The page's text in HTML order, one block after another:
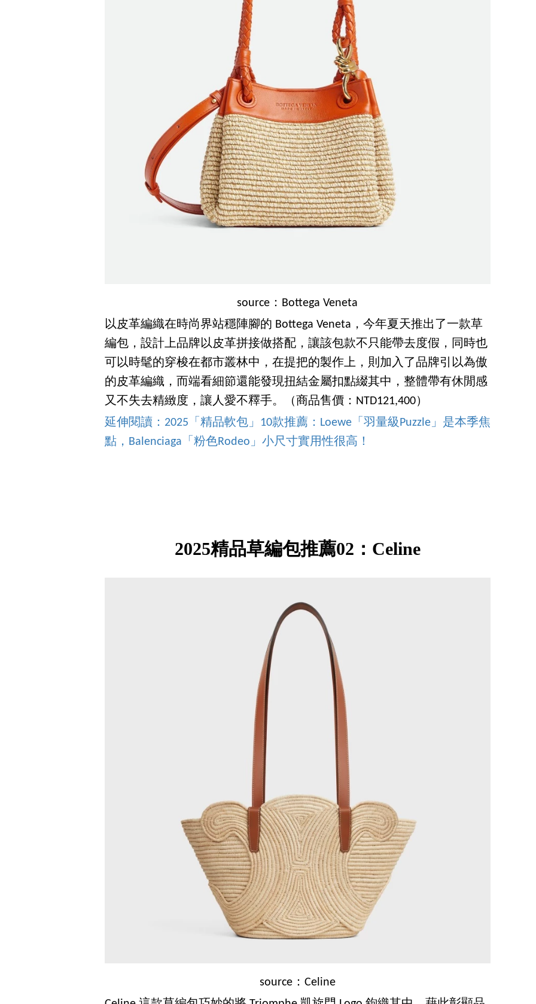
source：Bottega Veneta
以皮革編織在時尚界站穩陣腳的 Bottega Veneta，今年夏天推出了一款草
編包，設計上品牌以皮革拼接做搭配，讓該包款不只能帶去度假，同時也
可以時髦的穿梭在都市叢林中，在提把的製作上，則加入了品牌引以為傲
的皮革編織，而端看細節還能發現扭結金屬扣點綴其中，整體帶有休閒感
又不失去精緻度，讓人愛不釋手。（商品售價：NTD121,400）
延伸閱讀：2025「精品軟包」10款推薦：Loewe「羽量級Puzzle」是本季焦
點，Balenciaga「粉色Rodeo」小尺寸實用性很高！
2025精品草編包推薦02：Celine
source：Celine